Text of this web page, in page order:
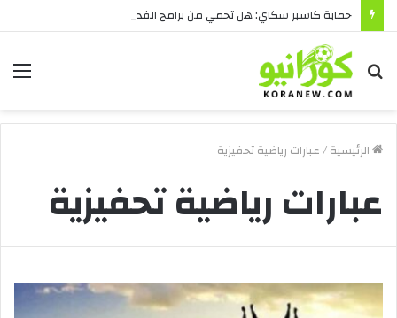
بحث
عن
الرئيسية/عبارات رياضية تحفيزية
عبارات رياضية تحفيزية